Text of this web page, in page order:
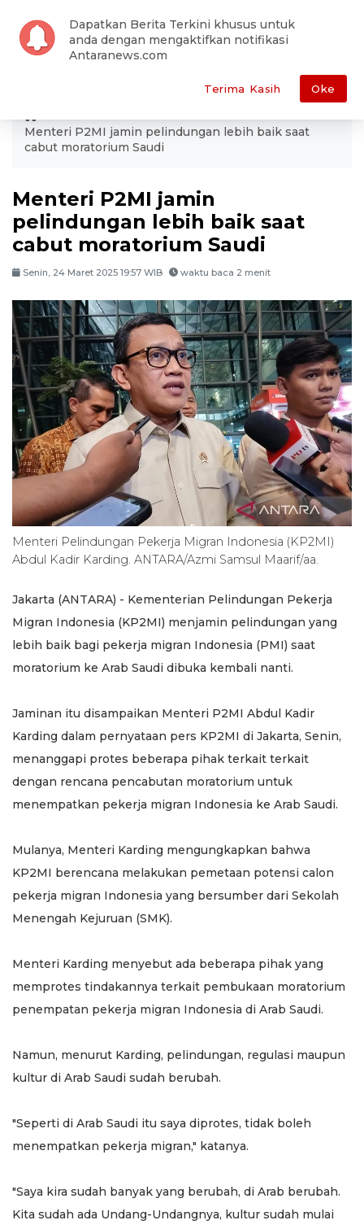
Menteri P2MI jamin pelindungan lebih baik saat
cabut moratorium Saudi
Menteri P2MI jamin
pelindungan lebih baik saat
cabut moratorium Saudi
Senin, 24 Maret 2025 19:57 WIB waktu baca 2 menit
Menteri Pelindungan Pekerja Migran Indonesia (KP2MI)
Abdul Kadir Karding. ANTARA/Azmi Samsul Maarif/aa.
Jakarta (ANTARA) - Kementerian Pelindungan Pekerja
Migran Indonesia (KP2MI) menjamin pelindungan yang
lebih baik bagi pekerja migran Indonesia (PMI) saat
moratorium ke Arab Saudi dibuka kembali nanti.
Jaminan itu disampaikan Menteri P2MI Abdul Kadir
Karding dalam pernyataan pers KP2MI di Jakarta, Senin,
menanggapi protes beberapa pihak terkait terkait
dengan rencana pencabutan moratorium untuk
menempatkan pekerja migran Indonesia ke Arab Saudi.
Mulanya, Menteri Karding mengungkapkan bahwa
KP2MI berencana melakukan pemetaan potensi calon
pekerja migran Indonesia yang bersumber dari Sekolah
Menengah Kejuruan (SMK).
Menteri Karding menyebut ada beberapa pihak yang
memprotes tindakannya terkait pembukaan moratorium
penempatan pekerja migran Indonesia di Arab Saudi.
Namun, menurut Karding, pelindungan, regulasi maupun
kultur di Arab Saudi sudah berubah.
"Seperti di Arab Saudi itu saya diprotes, tidak boleh
menempatkan pekerja migran," katanya.
"Saya kira sudah banyak yang berubah, di Arab berubah.
Kita sudah ada Undang-Undangnya, kultur sudah mulai
Dapatkan Berita Terkini khusus untuk
anda dengan mengaktifkan notifikasi
Antaranews.com
Oke
Terima Kasih